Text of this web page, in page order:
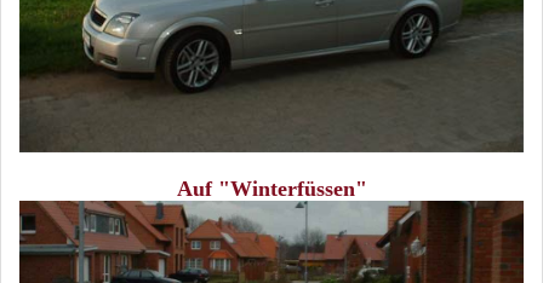
Auf "Winterfüssen"